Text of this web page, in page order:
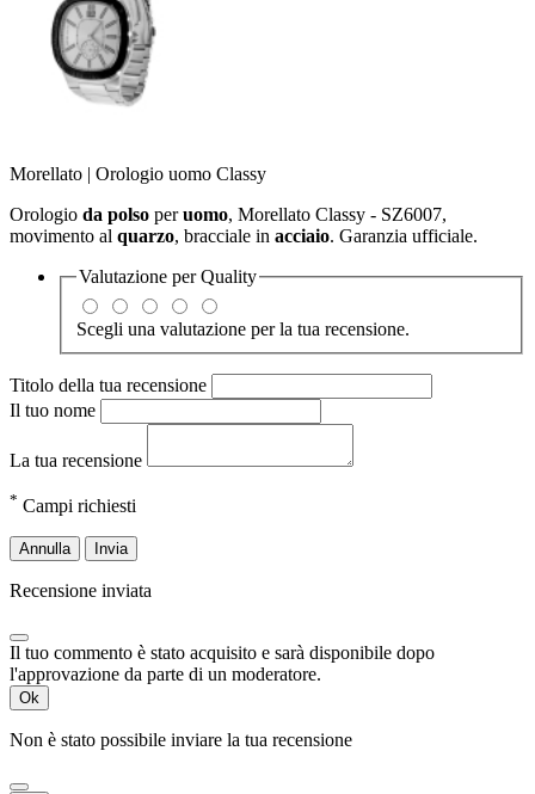
Morellato | Orologio uomo Classy
Orologio da polso peruomo, Morellato Classy - SZ6007,
movimento al quarzo, bracciale in acciaio. Garanzia ufficiale.
Valutazione perQuality
Scegli una valutazione per la tua recensione.
Titolo della tua recensione
Il tuo nome
La tua recensione
* Campi richiesti
Annulla Invia
Recensione inviata
Il tuo commento è stato acquisito e sarà disponibile dopo
l'approvazione da parte di un moderatore.
Ok
Non è stato possibile inviare la tua recensione